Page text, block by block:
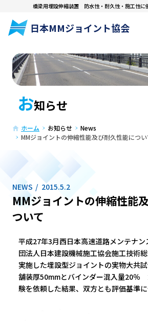
日本MMジョイント協会
橋梁用埋設伸縮装置 防水性・耐久性・施工性に
お知らせ
ホーム お知らせ
News
MMジョイントの伸縮性能及び耐久性能につい
NEWS 2015.5.2
MMジョイントの伸縮性能
ついて
平成27年3月西日本高速道路メンテナ
団法人日本建設機械施工協会施工技術
実施した埋設型ジョイントの実物大共試
舗装厚50mmとバインダー混入量20％
験を依頼した結果、双方とも評価基準に